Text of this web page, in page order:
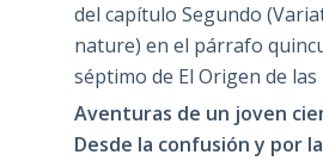
del capítulo Segundo
nature) en el párrafo
séptimo de El Origen de las
Aventuras de un joven
Desde la confusión y por